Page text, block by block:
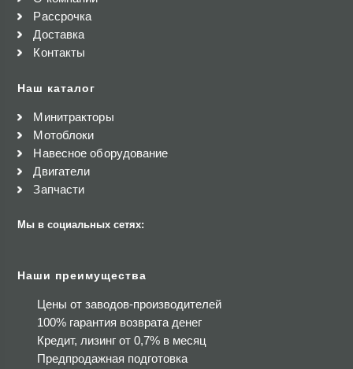
Рассрочка
Доставка
Контакты
Наш каталог
Минитракторы
Мотоблоки
Навесное оборудование
Двигатели
Запчасти
Мы в социальных сетях:
Наши преимущества
Цены от заводов-производителей
100% гарантия возврата денег
Кредит, лизинг от 0,7% в месяц
Предпродажная подготовка